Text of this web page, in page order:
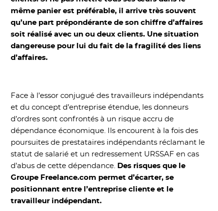
même panier est préférable, il arrive très souvent
qu’une part prépondérante de son chiffre d’affaires
soit réalisé avec un ou deux clients. Une situation
dangereuse pour lui du fait de la fragilité des liens
d’affaires.
Face à l’essor conjugué des travailleurs indépendants
et du concept d’entreprise étendue, les donneurs
d’ordres sont confrontés à un risque accru de
dépendance économique. Ils encourent à la fois des
poursuites de prestataires indépendants réclamant le
statut de salarié et un redressement URSSAF en cas
d’abus de cette dépendance. Des risques que le
Groupe Freelance.com permet d’écarter, se
positionnant entre l’entreprise cliente et le
travailleur indépendant.